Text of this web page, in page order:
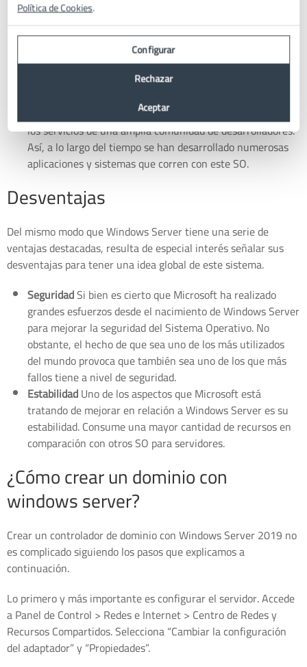
y Linux. Pues bien, tal y como señala Microsoft, el primero
ofrece un soporte del framework ASP.Net de alto
rendimiento, además del acceso a aplicaciones exclusivas
como SharePoint o Exchange.
Aplicaciones y sistemasMicrosoft ha realizado una gran
sistema. Además, la compañía norteamericana cuenta con
los servicios de una amplia comunidad de desarrolladores.
Así, a lo largo del tiempo se han desarrollado numerosas
aplicaciones y sistemas que corren con este SO.
Desventajas
Del mismo modo que Windows Server tiene una serie de
ventajas destacadas, resulta de especial interés señalar sus
desventajas para tener una idea global de este sistema.
SeguridadSi bien es cierto que Microsoft ha realizado
grandes esfuerzos desde el nacimiento de Windows Server
para mejorar la seguridad del Sistema Operativo. No
obstante, el hecho de que sea uno de los más utilizados
del mundo provoca que también sea uno de los que más
fallos tiene a nivel de seguridad.
EstabilidadUno de los aspectos que Microsoft está
tratando de mejorar en relación a Windows Server es su
estabilidad. Consume una mayor cantidad de recursos en
comparación con otros SO para servidores.
¿Cómo crear un dominio con
windows server?
Crear un controlador de dominio con Windows Server 2019 no
es complicado siguiendo los pasos que explicamos a
continuación.
Lo primero y más importante es configurar el servidor. Accede
a Panel de Control > Redes e Internet > Centro de Redes y
Recursos Compartidos. Selecciona “Cambiar la configuración
del adaptador” y “Propiedades”.
Política de Cookies.
Configurar
Rechazar
Aceptar